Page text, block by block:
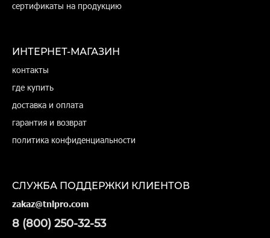
сертификаты на продукцию
ИНТЕРНЕТ-МАГАЗИН
контакты
где купить
доставка и оплата
гарантия и возврат
политика конфиденциальности
СЛУЖБА ПОДДЕРЖКИ КЛИЕНТОВ
zakaz@tnlpro.com
8 (800) 250-32-53